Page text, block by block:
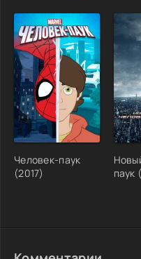
Человек-паук
(2017)
паук